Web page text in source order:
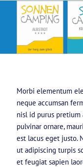
Morbi elementum
neque accumsan
nisl id purus pretium
pulvinar ornare,
est lacus eget justo.
ut adipiscing turpis
et feugiat sapien